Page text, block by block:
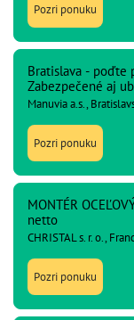
Pozri ponuku
Bratislava - poďte
Zabezpečené aj
Manuvia a.s.,
Pozri ponuku
MONTÉR
netto
CHRISTAL s. r. o.,
Pozri ponuku